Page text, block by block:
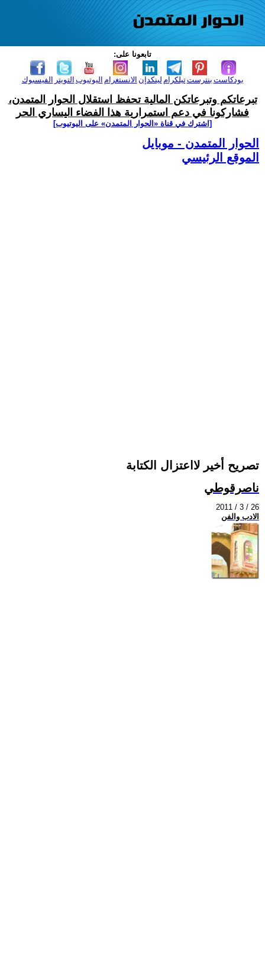
تابعونا على:
الفيسبوك التويتر اليوتيوب الانستغرام لينكدإن تيلكرامبنترست بودكاست
تبرعاتكم وتبرعاتكن المالية تحفظ استقلال الحوار المتمدن،
فشاركونا في دعم استمرارية هذا الفضاء اليساري الحر
[اشترك في قناة ‫«الحوار المتمدن» على اليوتيوب]
الحوار المتمدن - موبايل
الموقع الرئيسي
تصريح أخير لااعتزال الكتابة
ناصرقوطي
2011 / 3 / 26
الادب والفن